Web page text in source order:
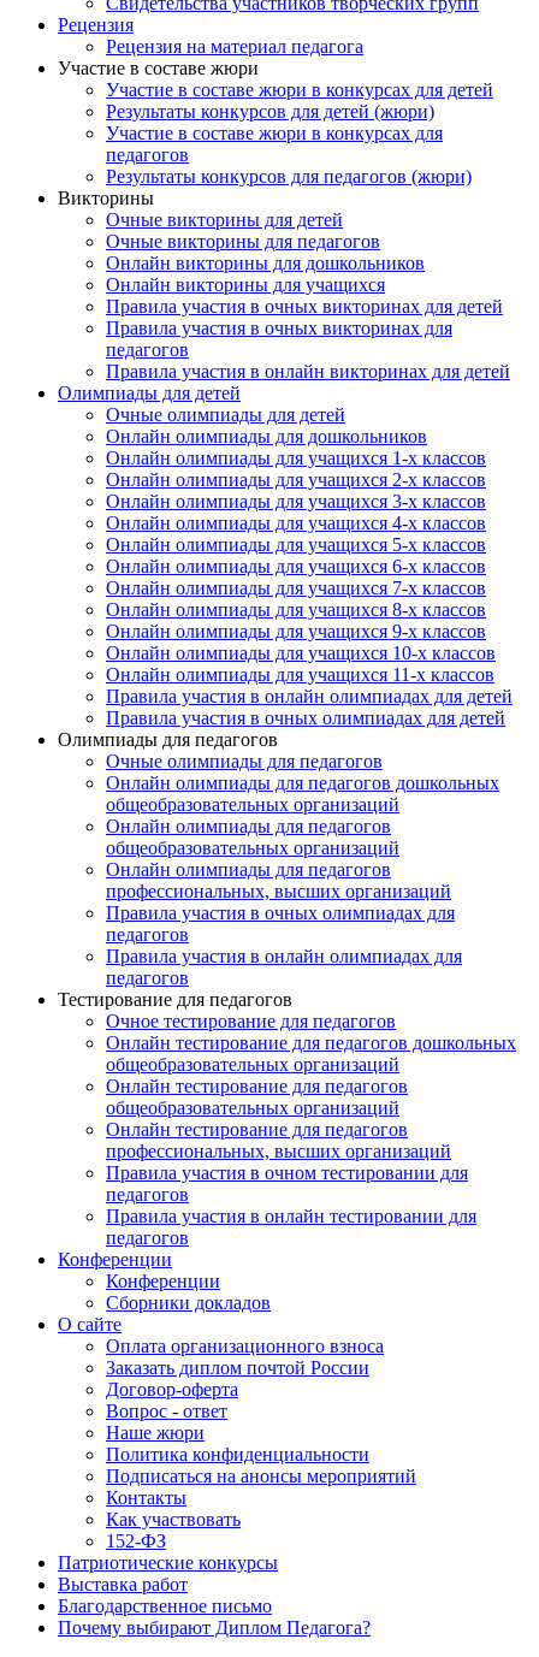
Рецензия
Рецензия на материал педагога
Участие в составе жюри
Участие в составе жюри в конкурсах для детей
Результаты конкурсов для детей (жюри)
Участие в составе жюри в конкурсах для
педагогов
Результаты конкурсов для педагогов (жюри)
Викторины
Очные викторины для детей
Очные викторины для педагогов
Онлайн викторины для дошкольников
Онлайн викторины для учащихся
Правила участия в очных викторинах для детей
Правила участия в очных викторинах для
педагогов
Правила участия в онлайн викторинах для детей
Олимпиады для детей
Очные олимпиады для детей
Онлайн олимпиады для дошкольников
Онлайн олимпиады для учащихся 1-х классов
Онлайн олимпиады для учащихся 2-х классов
Онлайн олимпиады для учащихся 3-х классов
Онлайн олимпиады для учащихся 4-х классов
Онлайн олимпиады для учащихся 5-х классов
Онлайн олимпиады для учащихся 6-х классов
Онлайн олимпиады для учащихся 7-х классов
Онлайн олимпиады для учащихся 8-х классов
Онлайн олимпиады для учащихся 9-х классов
Онлайн олимпиады для учащихся 10-х классов
Онлайн олимпиады для учащихся 11-х классов
Правила участия в онлайн олимпиадах для детей
Правила участия в очных олимпиадах для детей
Олимпиады для педагогов
Очные олимпиады для педагогов
Онлайн олимпиады для педагогов дошкольных
общеобразовательных организаций
Онлайн олимпиады для педагогов
общеобразовательных организаций
Онлайн олимпиады для педагогов
профессиональных, высших организаций
Правила участия в очных олимпиадах для
педагогов
Правила участия в онлайн олимпиадах для
педагогов
Тестирование для педагогов
Очное тестирование для педагогов
Онлайн тестирование для педагогов дошкольных
общеобразовательных организаций
Онлайн тестирование для педагогов
общеобразовательных организаций
Онлайн тестирование для педагогов
профессиональных, высших организаций
Правила участия в очном тестировании для
педагогов
Правила участия в онлайн тестировании для
педагогов
Конференции
Конференции
Сборники докладов
О сайте
Оплата организационного взноса
Заказать диплом почтой России
Договор-оферта
Вопрос - ответ
Наше жюри
Политика конфиденциальности
Подписаться на анонсы мероприятий
Контакты
Как участвовать
152-ФЗ
Патриотические конкурсы
Выставка работ
Благодарственное письмо
Почему выбирают Диплом Педагога?